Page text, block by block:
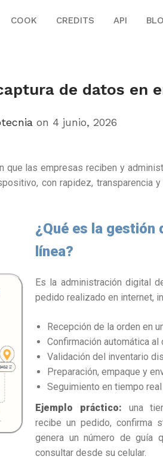
COOK CREDITS API
de datos en
on 4 junio, 2026
que las empresas reciben y
con rapidez, transparencia
¿Qué es la gestión
línea?
Es la administración digital
pedido realizado en internet,
Recepción de la orden en
Confirmación automática al
Validación del inventario
Preparación, empaque y
Seguimiento en tiempo
Ejemplo práctico: una
recibe un pedido, confirma
genera un número de guía
consultar desde su celular.